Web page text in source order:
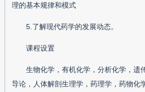
理的基本规律和模式
5.了解现代药学的发展动态。
课程设置
生物化学，有机化学，分析化学，遗
导论，人体解剖生理学，药理学，药物化